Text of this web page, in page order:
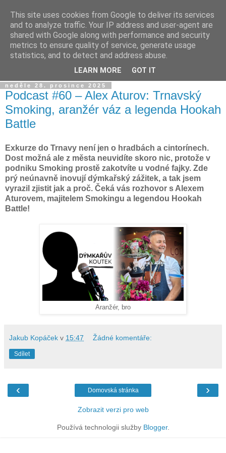
Dýmkařův koutek
Místo pro všechny, kteří se chtějí dozvědět něco o světě
vodních dýmek a trochu se pobavit!
neděle 28. prosince 2025
Podcast #60 – Alex Aturov: Trnavský
Smoking, aranžér váz a legenda Hookah
Battle
Exkurze do Trnavy není jen o hradbách a cintorínech.
Dost možná ale z města neuvidíte skoro nic, protože v
podniku Smoking prostě zakotvíte u vodné fajky. Zde
prý neúnavně inovují dýmkařský zážitek, a tak jsem
vyrazil zjistit jak a proč. Čeká vás rozhovor s Alexem
Aturovem, majitelem Smokingu a legendou Hookah
Battle!
Aranžér, bro
Jakub Kopáček v 15:47 Žádné komentáře:
Sdílet
‹ ›
Domovská stránka
Zobrazit verzi pro web
Používá technologii služby Blogger.
This site uses cookies from Google to deliver its services
and to analyze traffic. Your IP address and user-agent are
shared with Google along with performance and security
metrics to ensure quality of service, generate usage
statistics, and to detect and address abuse.
LEARN MORE GOT IT